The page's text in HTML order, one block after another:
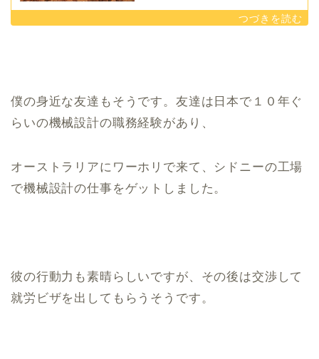
僕の身近な友達もそうです。友達は日本で１０年ぐ
らいの機械設計の職務経験があり、
オーストラリアにワーホリで来て、シドニーの工場
で機械設計の仕事をゲットしました。
彼の行動力も素晴らしいですが、その後は交渉して
就労ビザを出してもらうそうです。